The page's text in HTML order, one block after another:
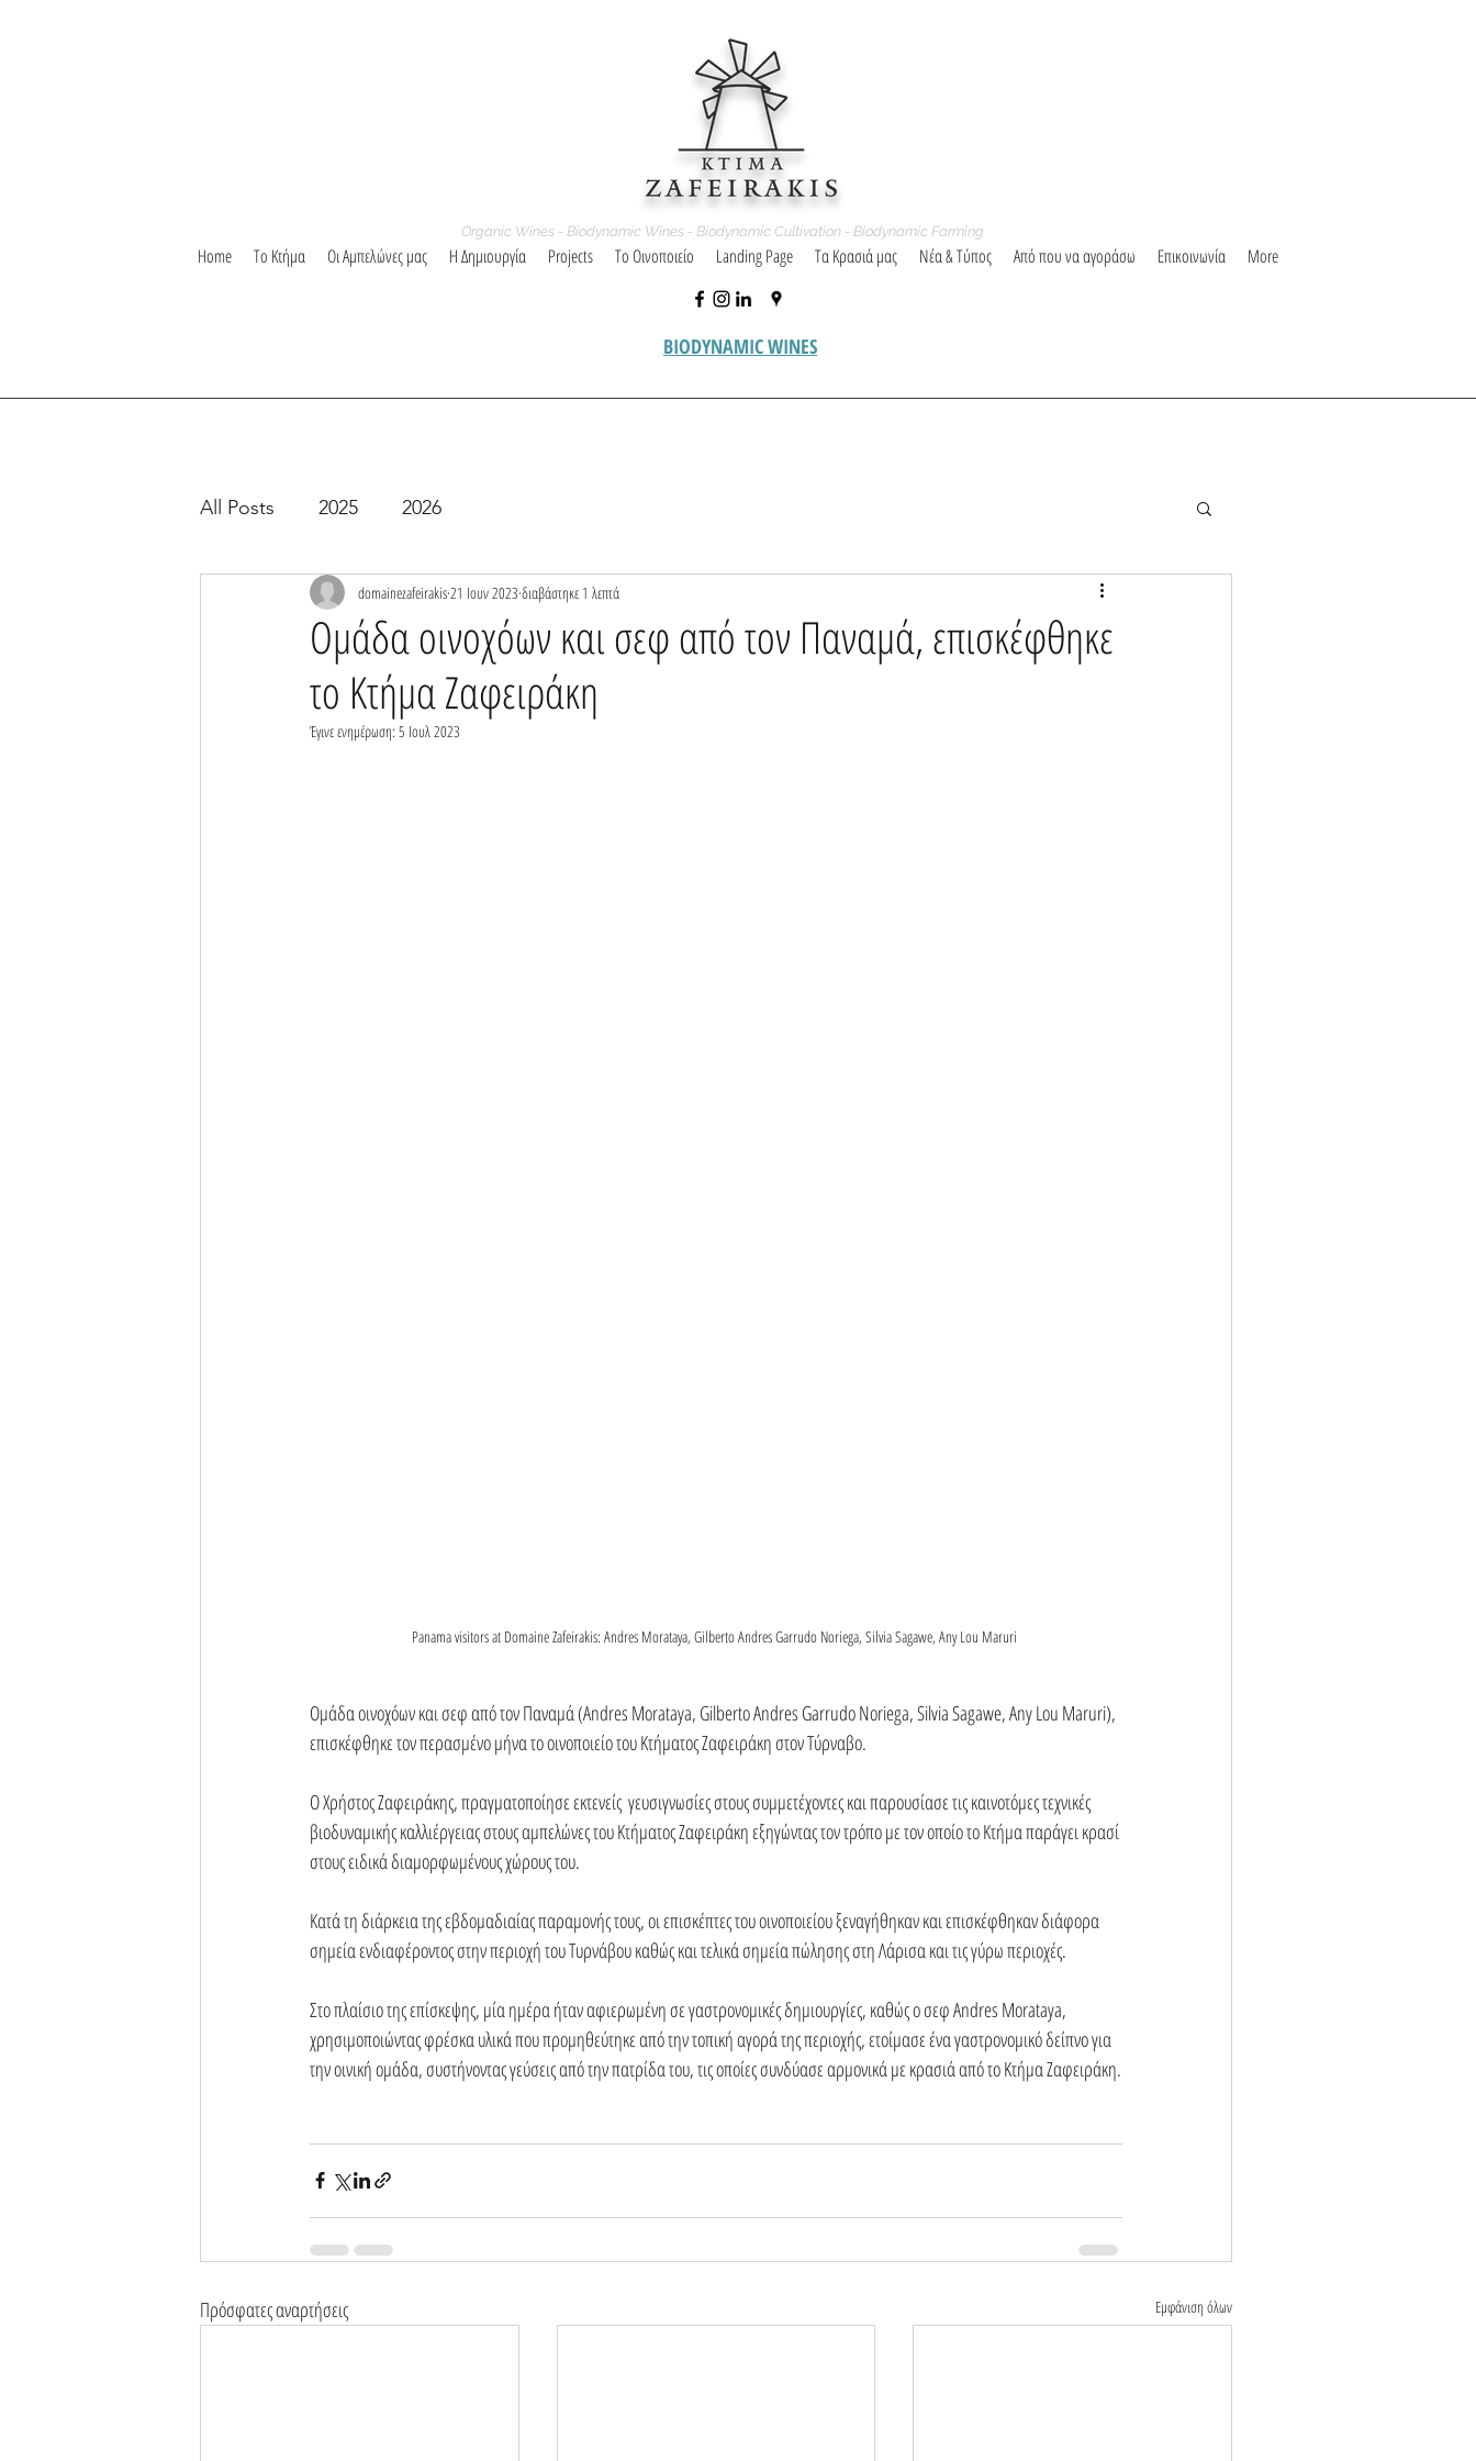
Organic Wines - Biodynamic Wines - Biodynamic Cultivation - Biodynamic Farming
Home Το Κτήμα Οι Αμπελώνες μας Η Δημιουργία Projects Το Οινοποιείο Landing Page Τα Κρασιά μας Νέα & Τύπος Από που να αγοράσω Επικοινωνία More
BIODYNAMIC WINES
All Posts 2025 2026
Ομάδα οινοχόων και σεφ από τον Παναμά, επισκέφθηκε
το Κτήμα Ζαφειράκη
domainezafeirakis21 Ιουν 2023 διαβάστηκε 1 λεπτά
Έγινε ενημέρωση: 5 Ιουλ 2023
Panama visitors at Domaine Zafeirakis: Andres Morataya, Gilberto Andres Garrudo Noriega, Silvia Sagawe, Any Lou Maruri
Ομάδα οινοχόων και σεφ από τον Παναμά (Andres Morataya, Gilberto Andres Garrudo Noriega, Silvia Sagawe, Any Lou Maruri),
επισκέφθηκε τον περασμένο μήνα το οινοποιείο του Κτήματος Ζαφειράκη στον Τύρναβο.
Ο Χρήστος Ζαφειράκης, πραγματοποίησε εκτενείς  γευσιγνωσίες στους συμμετέχοντες και παρουσίασε τις καινοτόμες τεχνικές
βιοδυναμικής καλλιέργειας στους αμπελώνες του Κτήματος Ζαφειράκη εξηγώντας τον τρόπο με τον οποίο το Κτήμα παράγει κρασί
στους ειδικά διαμορφωμένους χώρους του.
Κατά τη διάρκεια της εβδομαδιαίας παραμονής τους, οι επισκέπτες του οινοποιείου ξεναγήθηκαν και επισκέφθηκαν διάφορα
σημεία ενδιαφέροντος στην περιοχή του Τυρνάβου καθώς και τελικά σημεία πώλησης στη Λάρισα και τις γύρω περιοχές.
Στο πλαίσιο της επίσκεψης, μία ημέρα ήταν αφιερωμένη σε γαστρονομικές δημιουργίες, καθώς ο σεφ Andres Morataya,
χρησιμοποιώντας φρέσκα υλικά που προμηθεύτηκε από την τοπική αγορά της περιοχής, ετοίμασε ένα γαστρονομικό δείπνο για
την οινική ομάδα, συστήνοντας γεύσεις από την πατρίδα του, τις οποίες συνδύασε αρμονικά με κρασιά από το Κτήμα Ζαφειράκη.
Πρόσφατες αναρτήσεις Εμφάνιση όλων